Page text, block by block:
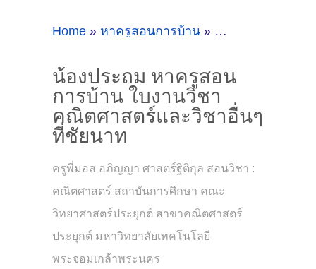
Home » หาครูสอนการบ้าน » น้องประถม หาค
น้องประถม หาครูสอน
การบ้าน ใบงานวิชา
คณิตศาสตร์และวิชาอื่นๆ
ที่ชัยนาท
ครูพี่มอส อภิญญา ศาสตร์ฐิติกุล สอนวิชา :
คณิตศาสตร์ สถาบันการศึกษา คณะ
วิทยาศาสตร์ประยุกต์ สาขาคณิตศาสตร์
ประยุกต์ มหาวิทยาลัยเทคโนโลยี
พระจอมเกล้าพระนคร